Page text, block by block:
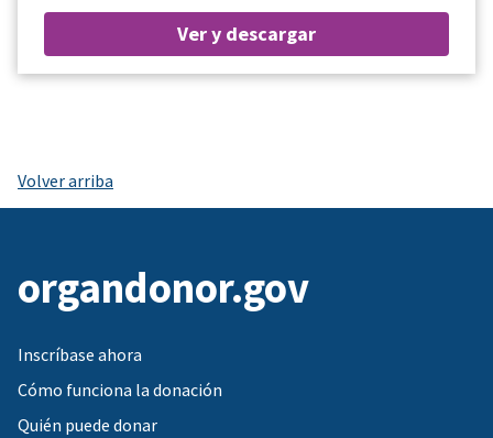
Ver y descargar
Volver arriba
organdonor.gov
Inscríbase ahora
Cómo funciona la donación
Quién puede donar